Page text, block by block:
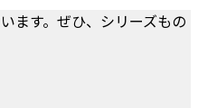
ます。ぜひ、シリーズもの